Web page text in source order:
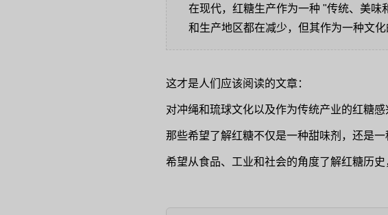
在现代，红糖生产作为一种 "传统、美
和生产地区都在减少，但其作为一种文化
这才是人们应该阅读的文章：
对冲绳和琉球文化以及作为传统产业的红糖感
那些希望了解红糖不仅是一种甜味剂，还是一
希望从食品、工业和社会的角度了解红糖历